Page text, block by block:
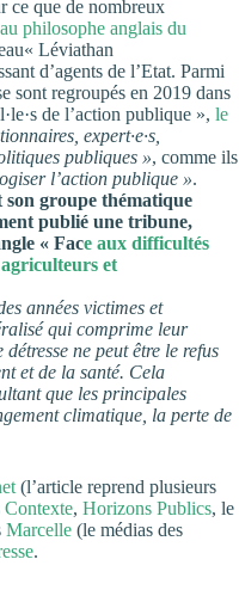
ce que de nombreux
philosophe anglais du
Léviathan
d’agents de l’Etat. Parmi
sont regroupés en 2019 dans
de l’action publique », le
expert·e·s,
publiques », comme ils
l’action publique ».
groupe thématique
publié une tribune,
« Face aux difficultés
agriculteurs et
années victimes et
qui comprime leur
ne peut être le refus
et de la santé. Cela
que les principales
climatique, la perte de
(l’article reprend plusieurs
Contexte, Horizons Publics, le
Marcelle (le médias des
.